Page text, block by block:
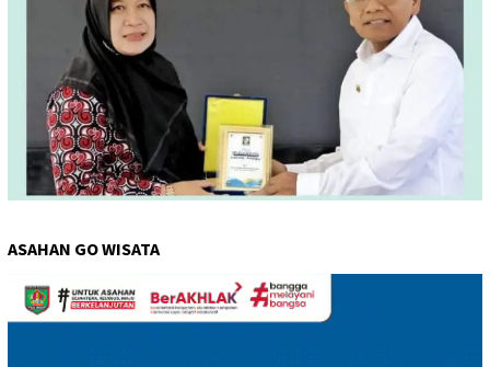
ASAHAN GO WISATA
Pemutar
Video